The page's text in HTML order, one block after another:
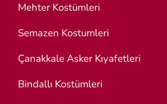
Mehter Kostümleri
Semazen Kostumleri
Çanakkale Asker Kıyafetleri
Bindallı Kostümleri